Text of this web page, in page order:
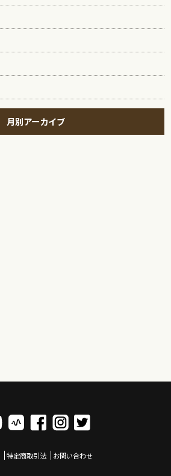
月別アーカイブ
特定商取引法 お問い合わせ